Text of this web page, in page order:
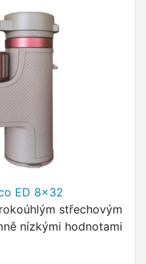
ED 8x32
střechovým
nízkými hodnotami